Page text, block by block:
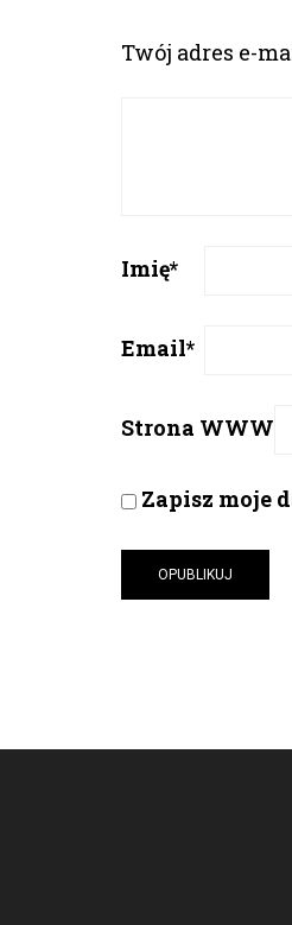
Twój adres e-
Imię*
Email*
Strona WWW
Zapisz moje